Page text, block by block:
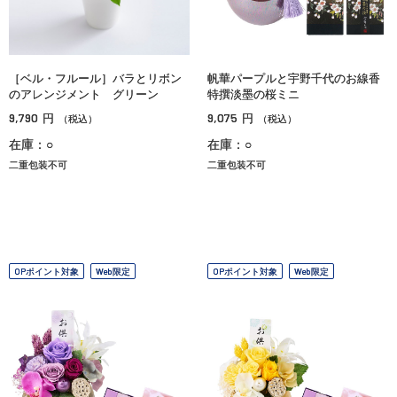
［ベル・フルール］バラとリボン
のアレンジメント グリーン
9,790 円 （税込）
在庫：○
二重包装不可
帆華パープルと宇野千代のお線香
特撰淡墨の桜ミニ
9,075 円 （税込）
在庫：○
二重包装不可
OPポイント対象 Web限定 OPポイント対象 Web限定